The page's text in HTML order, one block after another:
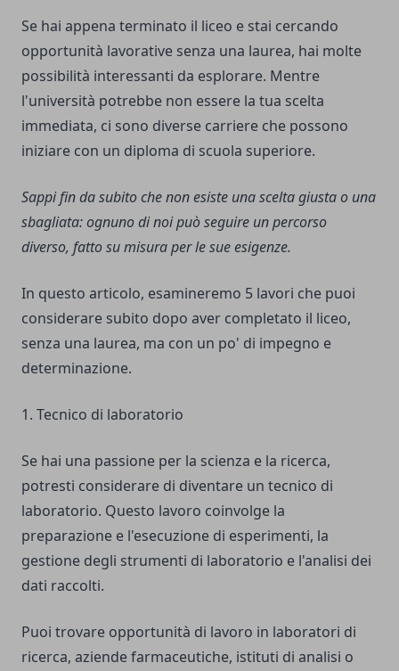
Se hai appena terminato il liceo e stai cercando
opportunità lavorative senza una laurea, hai molte
possibilità interessanti da esplorare. Mentre
l'università potrebbe non essere la tua scelta
immediata, ci sono diverse carriere che possono
iniziare con un diploma di scuola superiore.
Sappi fin da subito che non esiste una scelta giusta o una
sbagliata: ognuno di noi può seguire un percorso
diverso, fatto su misura per le sue esigenze.
In questo articolo, esamineremo 5 lavori che puoi
considerare subito dopo aver completato il liceo,
senza una laurea, ma con un po' di impegno e
determinazione.
1. Tecnico di laboratorio
Se hai una passione per la scienza e la ricerca,
potresti considerare di diventare un tecnico di
laboratorio. Questo lavoro coinvolge la
preparazione e l'esecuzione di esperimenti, la
gestione degli strumenti di laboratorio e l'analisi dei
dati raccolti.
Puoi trovare opportunità di lavoro in laboratori di
ricerca, aziende farmaceutiche, istituti di analisi o